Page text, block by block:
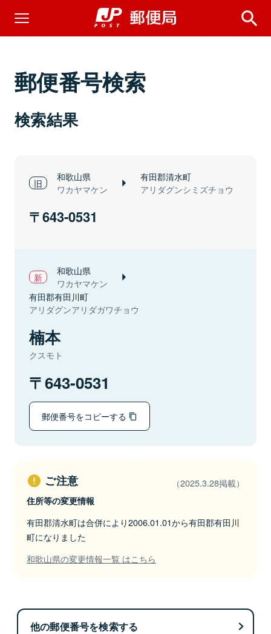
郵便番号検索
検索結果
和歌山県
ワカヤマケン
有田郡清水町
アリダグンシミズチョウ
643-0531
和歌山県
ワカヤマケン
有田郡有田川町
アリダグンアリダガワチョウ
楠本
クスモト
643-0531
郵便番号をコピーする
ご注意 （2025.3.28掲載）
住所等の変更情報
有田郡清水町は合併により2006.01.01から有田郡有田川
町になりました
和歌山県の変更情報一覧 はこちら
他の郵便番号を検索する